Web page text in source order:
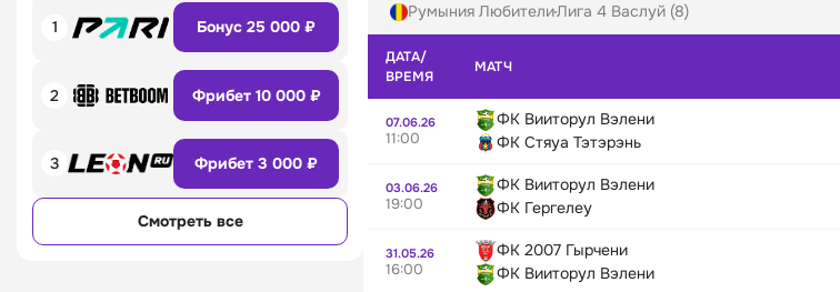
1 Бонус 25 000 ₽
2 Фрибет 10 000 ₽
3 Фрибет 3 000 ₽
Смотреть все
Румыния ЛюбителиЛига 4 Васлуй (8)
ДАТА/
ВРЕМЯ
МАТЧ
07.06.26
11:00
ФК Вииторул Вэлени
ФК Стяуа Тэтэрэнь
03.06.26
19:00
ФК Вииторул Вэлени
ФК Гергелеу
31.05.26
16:00
ФК 2007 Гырчени
ФК Вииторул Вэлени